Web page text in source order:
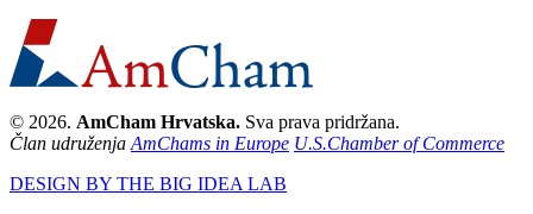
© 2026. AmCham Hrvatska. Sva prava pridržana.
Član udruženja AmChams in Europe U.S.Chamber of Commerce
DESIGN BY THE BIG IDEA LAB